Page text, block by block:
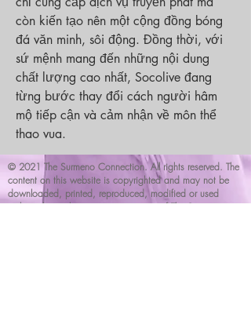
còn kiến tạo nên một cộng đồng bóng
đá văn minh, sôi động. Đồng thời, với
sứ mệnh mang đến những nội dung
chất lượng cao nhất, Socolive đang
từng bước thay đổi cách người hâm
mộ tiếp cận và cảm nhận về môn thể
thao vua.
© 2021 The Surmeno Connection. All rights reserved. The
content on this website is copyrighted and may not be
downloaded, printed, reproduced, modified or used
without the explicit written permission of The Surmeno